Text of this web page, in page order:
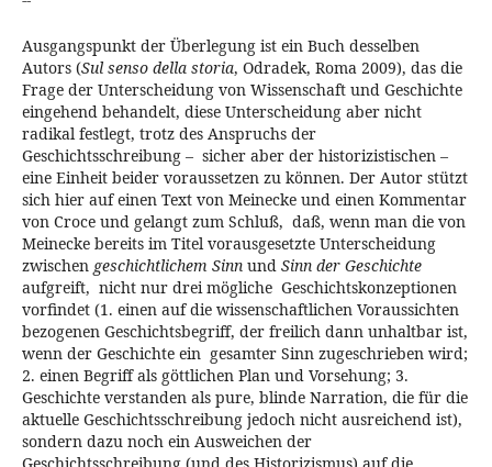
Ausgangspunkt der Überlegung ist ein Buch desselben
Autors (Sul senso della storia, Odradek, Roma 2009), das die
Frage der Unterscheidung von Wissenschaft und Geschichte
eingehend behandelt, diese Unterscheidung aber nicht
radikal festlegt, trotz des Anspruchs der
Geschichtsschreibung – sicher aber der historizistischen –
eine Einheit beider voraussetzen zu können. Der Autor stützt
sich hier auf einen Text von Meinecke und einen Kommentar
von Croce und gelangt zum Schluß, daß, wenn man die von
Meinecke bereits im Titel vorausgesetzte Unterscheidung
zwischen geschichtlichem Sinnund Sinn der Geschichte
aufgreift, nicht nur drei mögliche Geschichtskonzeptionen
vorfindet (1. einen auf die wissenschaftlichen Voraussichten
bezogenen Geschichtsbegriff, der freilich dann unhaltbar ist,
wenn der Geschichte ein gesamter Sinn zugeschrieben wird;
2. einen Begriff als göttlichen Plan und Vorsehung; 3.
Geschichte verstanden als pure, blinde Narration, die für die
aktuelle Geschichtsschreibung jedoch nicht ausreichend ist),
sondern dazu noch ein Ausweichen der